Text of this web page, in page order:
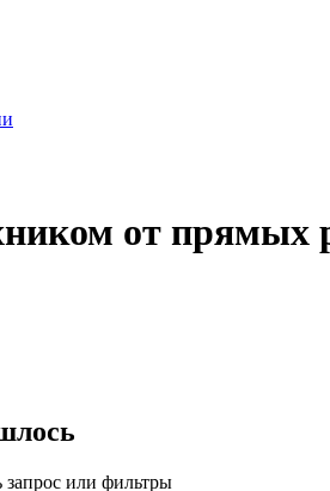
от прямых
или фильтры